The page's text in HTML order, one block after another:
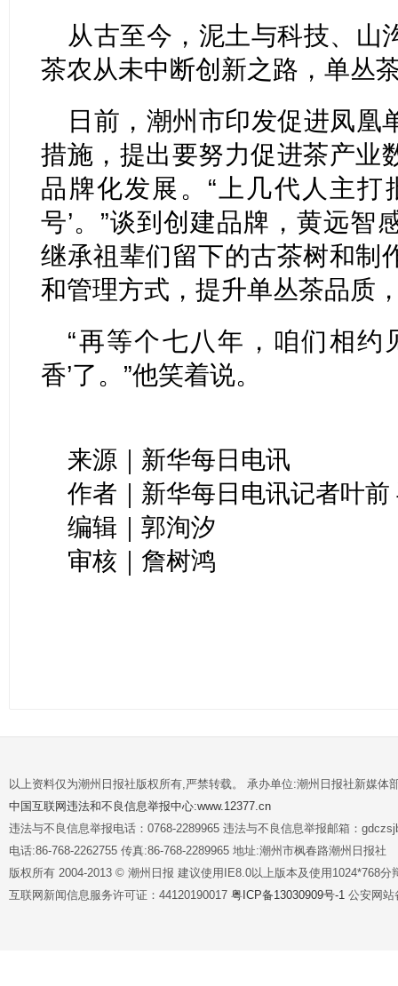
从古至今，泥土与科技、山
茶农从未中断创新之路，单丛
日前，潮州市印发促进凤凰
措施，提出要努力促进茶产业
品牌化发展。“上几代人主打
号’。”谈到创建品牌，黄远智
继承祖辈们留下的古茶树和制
和管理方式，提升单丛茶品质
“再等个七八年，咱们相约
香’了。”他笑着说。
来源｜新华每日电讯
作者｜新华每日电讯记者叶前
编辑｜郭洵汐
审核｜詹树鸿
以上资料仅为潮州日报社版权所有,严禁转载。 承办单位:潮州日报社新媒体
中国互联网违法和不良信息举报中心:www.12377.cn
违法与不良信息举报电话：0768-2289965 违法与不良信息举报邮箱：
电话:86-768-2262755 传真:86-768-2289965 地址:潮州市枫春路潮州日报社
版权所有 2004-2013 © 潮州日报 建议使用IE8.0以上版本及使用1024*768分
互联网新闻信息服务许可证：44120190017 粤ICP备13030909号-1 公安网站